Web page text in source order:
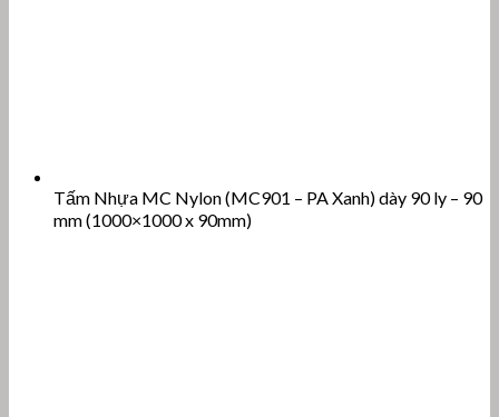
Tấm Nhựa MC Nylon (MC901 – PA Xanh) dày 90 ly – 90
mm (1000×1000 x 90mm)